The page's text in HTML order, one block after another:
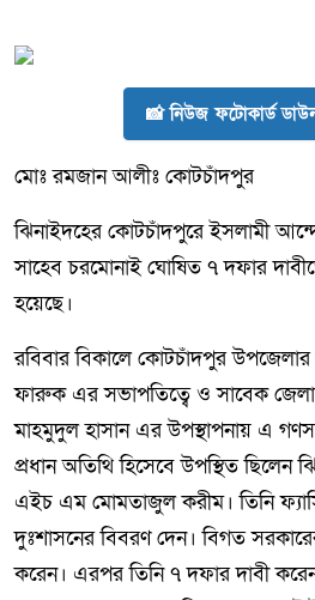
📸 নিউজ ফটোকার্ড
মোঃ রমজান আলীঃ কোটচাঁদপুর
ঝিনাইদহের কোটচাঁদপুরে ইসলামী
সাহেব চরমোনাই ঘোষিত ৭ দফার
হয়েছে।
রবিবার বিকালে কোটচাঁদপুর
ফারুক এর সভাপতিত্বে ও সাবেক
মাহমুদুল হাসান এর উপস্থাপনায় এ
প্রধান অতিথি হিসেবে উপস্থিত ছিলেন
এইচ এম মোমতাজুল করীম। তিনি
দুঃশাসনের বিবরণ দেন। বিগত
করেন। এরপর তিনি ৭ দফার দাবী